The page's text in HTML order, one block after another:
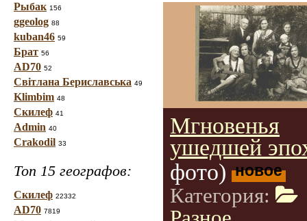
Рыбак 156
ggeolog 88
kuban46 59
Брат 56
AD70 52
Світлана Бериславська 49
Klimbim 48
Скилеф 41
Admin 40
Crakodil 33
Топ 15 географов:
Скилеф 22332
AD70 7819
Мгновенья
ушедшей
фото) новое
Категория: